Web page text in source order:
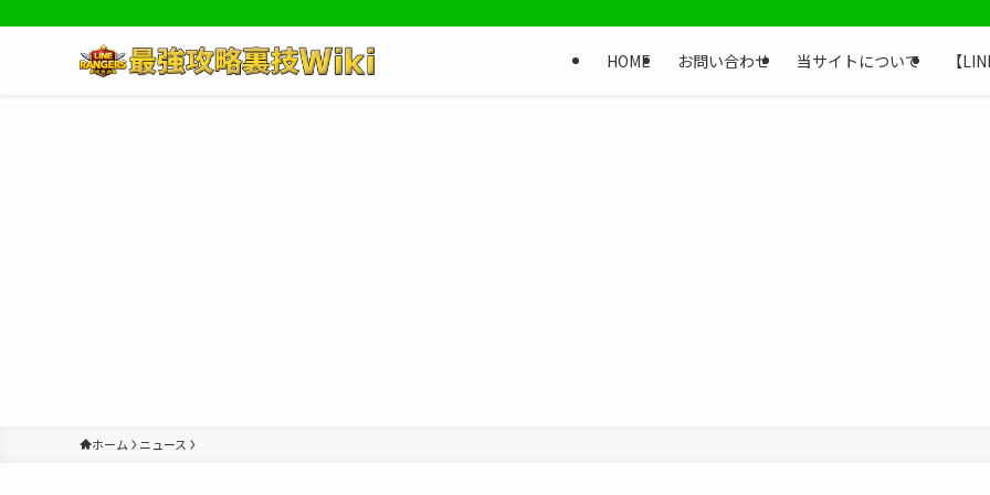
HOME お問い合わせ 当サイトについて 【
ホーム ニュース